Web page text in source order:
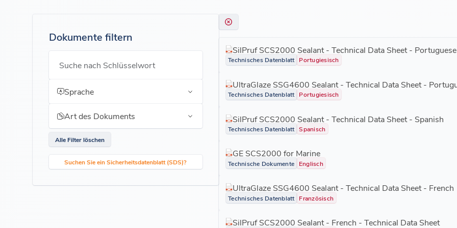
Dokumente filtern
Suche nach Schlüsselwort
Sprache
Art des Dokuments
Alle Filter löschen
Suchen Sie ein Sicherheitsdatenblatt (SDS)?
SilPruf SCS2000 Sealant - Technical Data Sheet - Portuguese
Technisches Datenblatt Portugiesisch
UltraGlaze SSG4600 Sealant - Technical Data Sheet -
Technisches Datenblatt Portugiesisch
SilPruf SCS2000 Sealant - Technical Data Sheet - Spanish
Technisches Datenblatt Spanisch
GE SCS2000 for Marine
Technische Dokumente Englisch
UltraGlaze SSG4600 Sealant - Technical Data Sheet - French
Technisches Datenblatt Französisch
SilPruf SCS2000 Sealant - French - Technical Data Sheet